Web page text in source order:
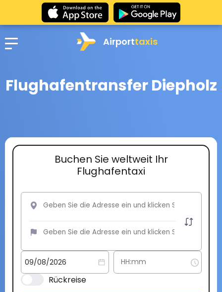
Airporttaxis
Flughafentransfer Diepholz
Buchen Sie weltweit Ihr
Flughafentaxi
Rückreise